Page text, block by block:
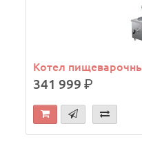
Котел
341 999р.